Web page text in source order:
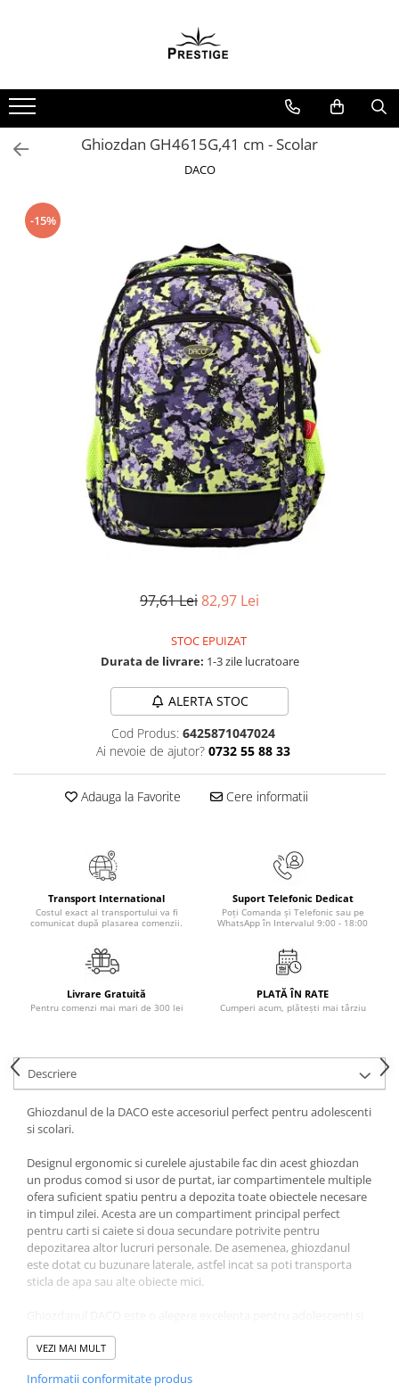
Noutati
Promotii
Pachete Speciale Carti
Arte Divinatorii
Astrologie
Dezvoltare Spirituala
New Illuminati Files
Parapsihologie
Medicina & Farmacie
Medicina Pentru Toti
SealfHealing
Starea de bine
Terapii Alternative
Beletristica
Biografii, Memorii, Jurnale
Carti erotice
Carti pentru Adolescenti, Young
Crime, Thriller, Mistery
Literatura Romana
Literatura Universala
Poezie
Romane de dragoste, Carti
Senzatii/Dragoste
Senzatii/Erotic
Ghiozdan GH4615G,41 cm - Scolar
DACO
-15%
97,61 Lei82,97 Lei
STOC EPUIZAT
Durata de livrare: 1-3 zile lucratoare
ALERTA STOC
Cod Produs: 6425871047024
Ai nevoie de ajutor? 0732 55 88 33
Adauga la Favorite Cere informatii
Transport International
Costul exact al transportului va fi
comunicat după plasarea comenzii.
Suport Telefonic Dedicat
Poți Comanda și Telefonic sau pe
WhatsApp în Intervalul 9:00 - 18:00
Livrare Gratuită
Pentru comenzi mai mari de 300 lei
PLATĂ ÎN RATE
Cumperi acum, plătești mai târziu
Descriere
Ghiozdanul de la DACO este accesoriul perfect pentru adolescenti
si scolari.
Designul ergonomic si curelele ajustabile fac din acest ghiozdan
un produs comod si usor de purtat, iar compartimentele multiple
ofera suficient spatiu pentru a depozita toate obiectele necesare
in timpul zilei. Acesta are un compartiment principal perfect
pentru carti si caiete si doua secundare potrivite pentru
depozitarea altor lucruri personale. De asemenea, ghiozdanul
este dotat cu buzunare laterale, astfel incat sa poti transporta
sticla de apa sau alte obiecte mici.
scolari, care cauta un produs rezistent si practic, dar si un stil
modern si unic.
Caracteristici produs:
VEZI MAI MULT
Informatii conformitate produs